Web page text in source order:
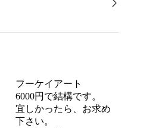
フーケイアート
6000円で結構です。
宜しかったら、お求め
下さい。